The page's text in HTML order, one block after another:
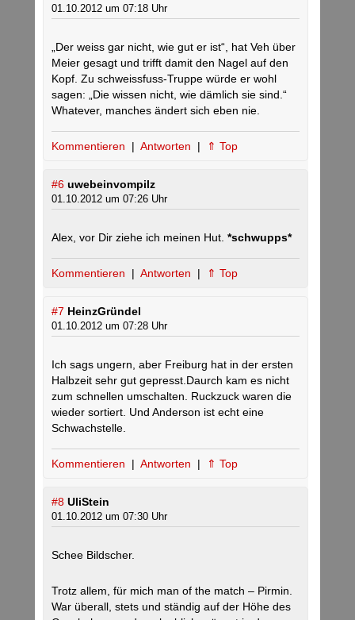
01.10.2012 um 07:18 Uhr
„Der weiss gar nicht, wie gut er ist“, hat Veh über
Meier gesagt und trifft damit den Nagel auf den
Kopf. Zu schweissfuss-Truppe würde er wohl
sagen: „Die wissen nicht, wie dämlich sie sind.“
Whatever, manches ändert sich eben nie.
Kommentieren | Antworten | ⇑ Top
#6 uwebeinvompilz
01.10.2012 um 07:26 Uhr
Alex, vor Dir ziehe ich meinen Hut. *schwupps*
Kommentieren | Antworten | ⇑ Top
#7 HeinzGründel
01.10.2012 um 07:28 Uhr
Ich sags ungern, aber Freiburg hat in der ersten
Halbzeit sehr gut gepresst.Daurch kam es nicht
zum schnellen umschalten. Ruckzuck waren die
wieder sortiert. Und Anderson ist echt eine
Schwachstelle.
Kommentieren | Antworten | ⇑ Top
#8 UliStein
01.10.2012 um 07:30 Uhr
Schee Bildscher.
Trotz allem, für mich man of the match – Pirmin.
War überall, stets und ständig auf der Höhe des